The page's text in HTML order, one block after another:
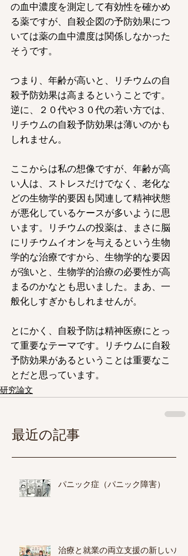
の血中濃度を測定して有効性を確かめ
る薬ですが、自殺企図の予防効果につ
いては薬の血中濃度は関係しなかった
そうです。
つまり、年齢が高いと、リチウムの自
殺予防効果は高まるということです。
逆に、２０代や３０代の若い方では、
リチウムの自殺予防効果は薄いのかも
しれません。
ここからは私の想像ですが、年齢が高
い人は、ストレスだけでなく、老化な
どの生物学的要因も関連して精神状態
が悪化しているケースが多いように思
います。リチウムの投薬は、まさに脳
にリチウムイオンを与えるという生物
学的な治療ですから、生物学的な要因
が強いと、生物学的治療の必要性が高
まるのかなとも思いました。まあ、一
般化しすぎかもしれませんが。
とにかく、自殺予防は精神医療にとっ
て重要なテーマです。リチウムに自殺
予防効果があるということは重要なこ
とだと思っています。
研究論文
最近の記事
パニック症（パニック障害）
治療と就業の両立支援の新しいル